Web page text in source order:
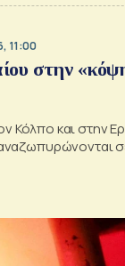
11:00
στην
Κόλπο και στην